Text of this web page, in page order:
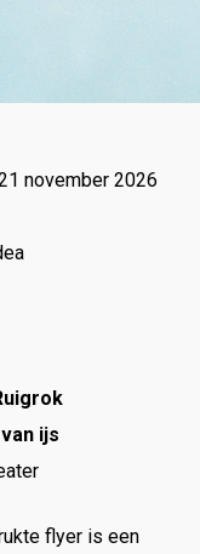
ijs
flyer is een
november 2026